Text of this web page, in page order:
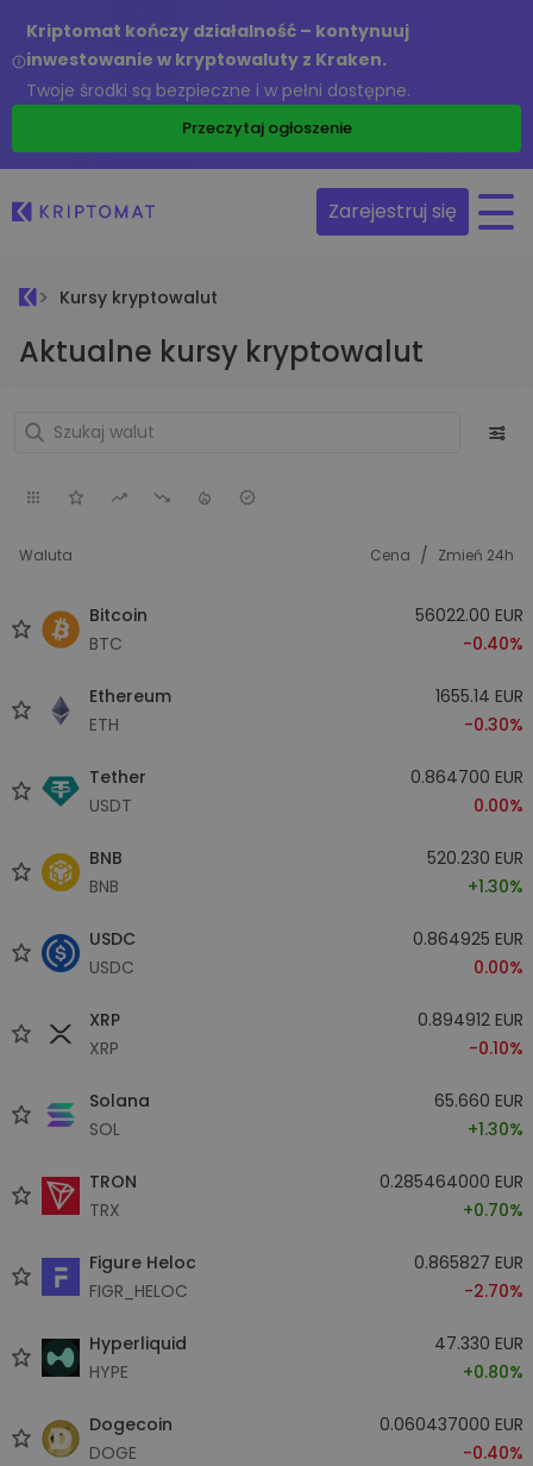
Kriptomat kończy działalność – kontynuuj
inwestowanie w kryptowaluty z Kraken.
Twoje środki są bezpieczne i w pełni dostępne.
Przeczytaj ogłoszenie
Zarejestruj się
Kursy kryptowalut
Aktualne kursy kryptowalut
Waluta Cena / Zmień 24h
Bitcoin
BTC
56022.00 EUR
-0.40%
Ethereum
ETH
1655.14 EUR
-0.30%
Tether
USDT
0.864700 EUR
0.00%
BNB
BNB
520.230 EUR
+1.30%
USDC
USDC
0.864925 EUR
0.00%
XRP
XRP
0.894912 EUR
-0.10%
Solana
SOL
65.660 EUR
+1.30%
TRON
TRX
0.285464000 EUR
+0.70%
Figure Heloc
FIGR_HELOC
0.865827 EUR
-2.70%
Hyperliquid
HYPE
47.330 EUR
+0.80%
Dogecoin
DOGE
0.060437000 EUR
-0.40%